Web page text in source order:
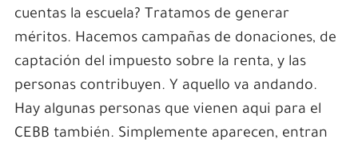
cuentas la escuela? Tratamos de generar
méritos. Hacemos campañas de donaciones, de
captación del impuesto sobre la renta, y las
personas contribuyen. Y aquello va andando.
Hay algunas personas que vienen aqui para el
CEBB también. Simplemente aparecen, entran